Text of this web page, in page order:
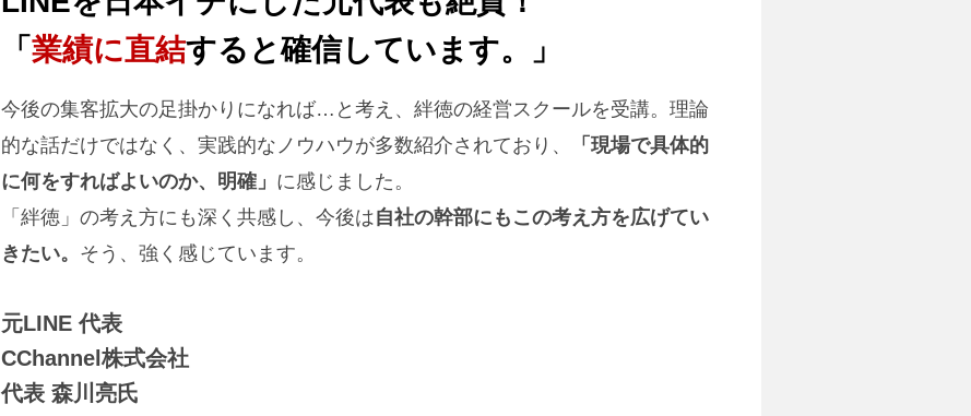
「業績に直結すると確信しています。」
今後の集客拡大の足掛かりになれば…と考え、絆徳の経営スクールを受講。理論
的な話だけではなく、実践的なノウハウが多数紹介されており、
「現場で具体的
に何をすればよいのか、明確」 に感じました。
「絆徳」の考え方にも深く共感し、今後は自社の幹部にもこの考え方を広げてい
きたい。 そう、強く感じています。
元LINE 代表
CChannel株式会社
代表 森川亮氏